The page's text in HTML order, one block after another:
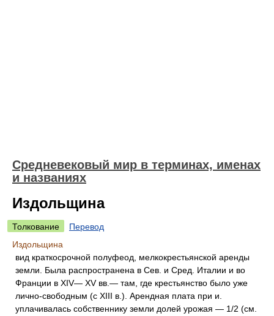
Средневековый мир в терминах, именах
и названиях
Издольщина
Толкование
Перевод
Издольщина
вид краткосрочной полуфеод, мелкокрестьянской аренды
земли. Была распространена в Сев. и Сред. Италии и во
Франции в XIV— XV вв.— там, где крестьянство было уже
лично-свободным (с XIII в.). Арендная плата при и.
уплачивалась собственнику земли долей урожая — 1/2 (см.